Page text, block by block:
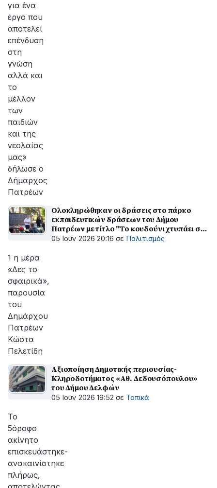
για ένα
έργο που
αποτελεί
επένδυση
στη
γνώση
αλλά και
το
μέλλον
των
παιδιών
και της
νεολαίας
μας»
δήλωσε ο
Δήμαρχος
Πατρέων
Ολοκληρώθηκαν οι δράσεις στο πάρκο
εκπαιδευτικών δράσεων του Δήμου
Πατρέων με τίτλο ''Το κουδούνι χτυπάει στη
φύση"
05 Ιουν 2026 20:16 σε Πολιτισμός
1 η μέρα
«Δες το
σφαιρικά»,
παρουσία
του
Δημάρχου
Πατρέων
Κώστα
Πελετίδη
Αξιοποίηση Δημοτικής περιουσίας-
Κληροδοτήματος «Αθ. Δεδουσόπουλου»
του Δήμου Δελφών
05 Ιουν 2026 19:52 σε Τοπικά
Το
5όροφο
ακίνητο
επισκευάστηκε-
ανακαινίστηκε
πλήρως,